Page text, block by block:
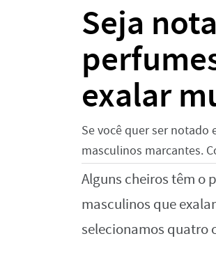
Seja
exalar
Se você quer ser
masculinos marcantes.
Alguns cheiros têm o
masculinos que
selecionamos quatro